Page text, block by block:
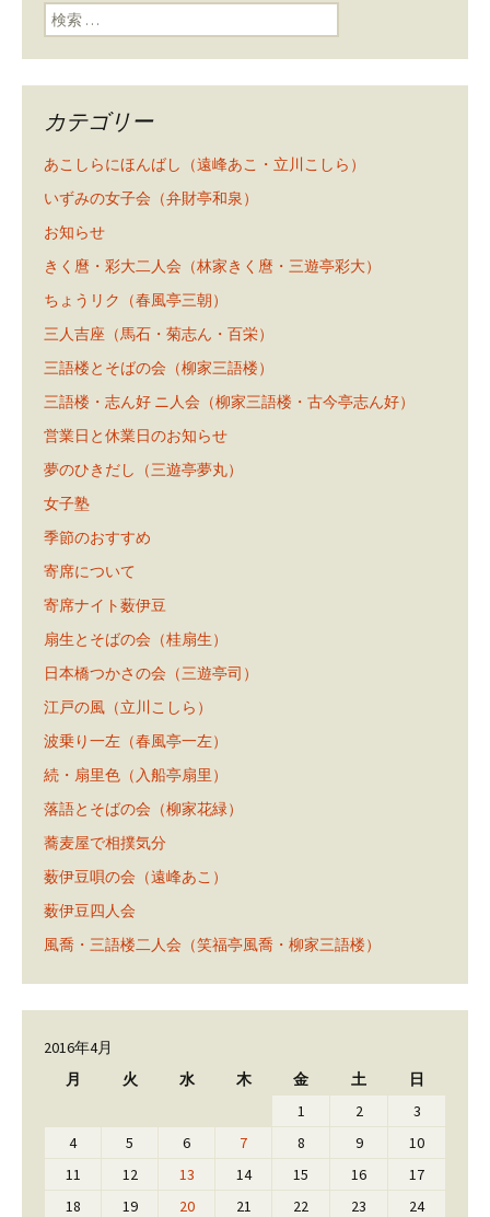
検索:
カテゴリー
あこしらにほんばし（遠峰あこ・立川こしら）
いずみの女子会（弁財亭和泉）
お知らせ
きく麿・彩大二人会（林家きく麿・三遊亭彩大）
ちょうリク（春風亭三朝）
三人吉座（馬石・菊志ん・百栄）
三語楼とそばの会（柳家三語楼）
三語楼・志ん好 ニ人会（柳家三語楼・古今亭志ん好）
営業日と休業日のお知らせ
夢のひきだし（三遊亭夢丸）
女子塾
季節のおすすめ
寄席について
寄席ナイト薮伊豆
扇生とそばの会（桂扇生）
日本橋つかさの会（三遊亭司）
江戸の風（立川こしら）
波乗り一左（春風亭一左）
続・扇里色（入船亭扇里）
落語とそばの会（柳家花緑）
蕎麦屋で相撲気分
薮伊豆唄の会（遠峰あこ）
薮伊豆四人会
風喬・三語楼二人会（笑福亭風喬・柳家三語楼）
2016年4月
月
火 水 木 金 土 日
1 2
3
4
5 6 7 8 9
10
11
12 13 14 15 16
17
18
19 20 21 22 23
24